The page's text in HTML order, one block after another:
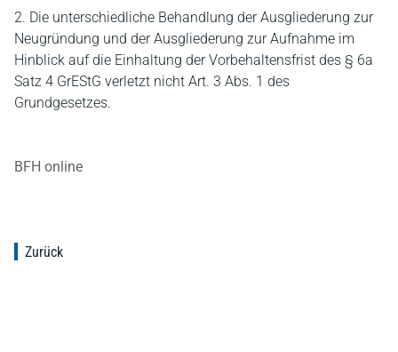
2. Die unterschiedliche Behandlung der Ausgliederung zur
Neugründung und der Ausgliederung zur Aufnahme im
Hinblick auf die Einhaltung der Vorbehaltensfrist des § 6a
Satz 4 GrEStG verletzt nicht Art. 3 Abs. 1 des
Grundgesetzes.
BFH online
Zurück